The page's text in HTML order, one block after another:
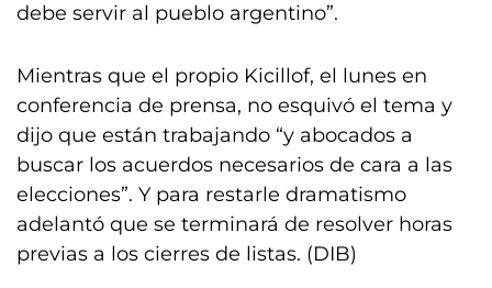
debe servir al pueblo argentino”.
Mientras que el propio Kicillof, el lunes en
conferencia de prensa, no esquivó el tema y
dijo que están trabajando “y abocados a
buscar los acuerdos necesarios de cara a las
elecciones”. Y para restarle dramatismo
adelantó que se terminará de resolver horas
previas a los cierres de listas. (DIB)